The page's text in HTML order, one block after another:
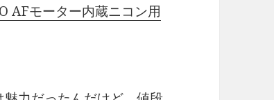
AFモーター内蔵ニコン用